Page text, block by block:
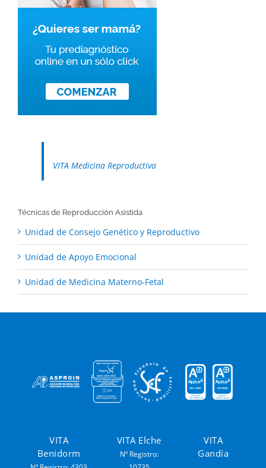
VITA Medicina Reproductiva
Técnicas de Reproducción Asistida
Unidad de Consejo Genético y Reproductivo
Unidad de Apoyo Emocional
Unidad de Medicina Materno-Fetal
VITA
Benidorm
VITA Elche
Nº Registro:
VITA
Gandía